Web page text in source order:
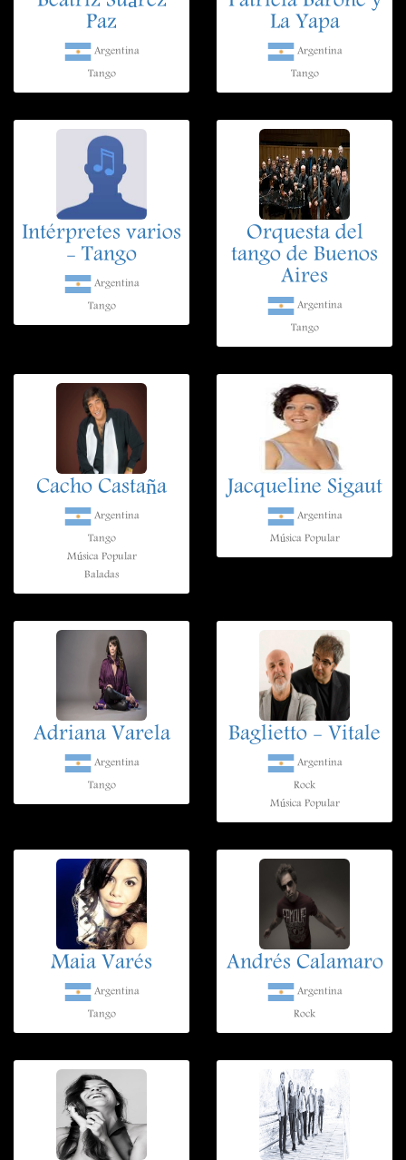
Paz
Argentina
Tango
La Yapa
Argentina
Tango
Intérpretes varios
- Tango
Argentina
Tango
Orquesta del
tango de Buenos
Aires
Argentina
Tango
Cacho Castaña
Argentina
Tango
Música Popular
Baladas
Jacqueline Sigaut
Argentina
Música Popular
Adriana Varela
Argentina
Tango
Baglietto - Vitale
Argentina
Rock
Música Popular
Maia Varés
Argentina
Tango
Andrés Calamaro
Argentina
Rock